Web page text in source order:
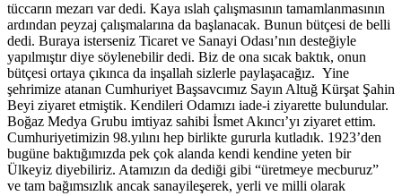
tüccarın mezarı var dedi. Kaya ıslah çalışmasının tamamlanmasının
ardından peyzaj çalışmalarına da başlanacak. Bunun bütçesi de belli
dedi. Buraya isterseniz Ticaret ve Sanayi Odası’nın desteğiyle
yapılmıştır diye söylenebilir dedi. Biz de ona sıcak baktık, onun
bütçesi ortaya çıkınca da inşallah sizlerle paylaşacağız. Yine
şehrimize atanan Cumhuriyet Başsavcımız Sayın Altuğ Kürşat Şahin
Beyi ziyaret etmiştik. Kendileri Odamızı iade-i ziyarette bulundular.
Boğaz Medya Grubu imtiyaz sahibi İsmet Akıncı’yı ziyaret ettim.
Cumhuriyetimizin 98.yılını hep birlikte gururla kutladık. 1923’den
bugüne baktığımızda pek çok alanda kendi kendine yeten bir
Ülkeyiz diyebiliriz. Atamızın da dediği gibi “üretmeye mecburuz”
ve tam bağımsızlık ancak sanayileşerek, yerli ve milli olarak